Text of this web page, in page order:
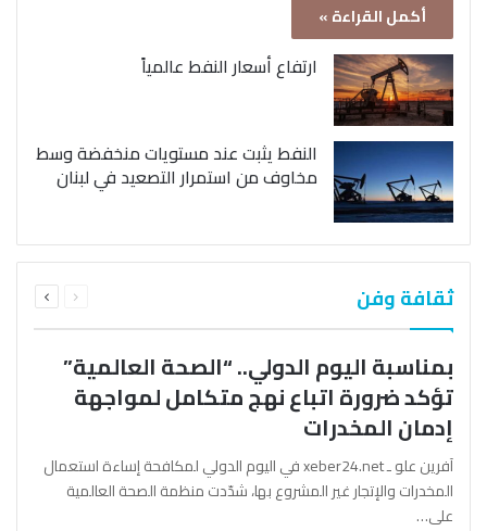
أكمل القراءة »
ارتفاع أسعار النفط عالمياً
النفط يثبت عند مستويات منخفضة وسط
مخاوف من استمرار التصعيد في لبنان
ثقافة وفن الصفحةالصفحة
بمناسبة اليوم الدولي.. “الصحة العالمية”
تؤكد ضرورة اتباع نهج متكامل لمواجهة
إدمان المخدرات
آفرين علو ـ xeber24.net في اليوم الدولي لمكافحة إساءة استعمال
المخدرات والإتجار غير المشروع بها، شدّدت منظمة الصحة العالمية
على…